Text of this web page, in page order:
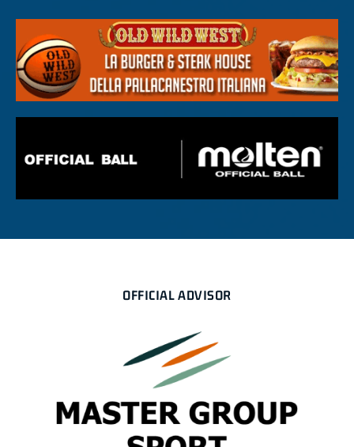
OFFICIAL ADVISOR